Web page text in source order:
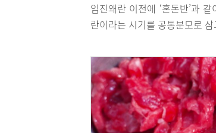
임진왜란 이전에 ‘혼돈반’과
란이라는 시기를 공통분모로